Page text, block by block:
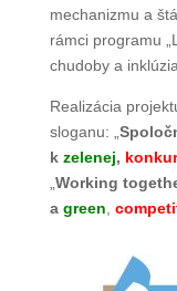
mechanizmu a
rámci programu
chudoby a
Realizácia
sloganu: „
k zelenej,
„Working
a green,